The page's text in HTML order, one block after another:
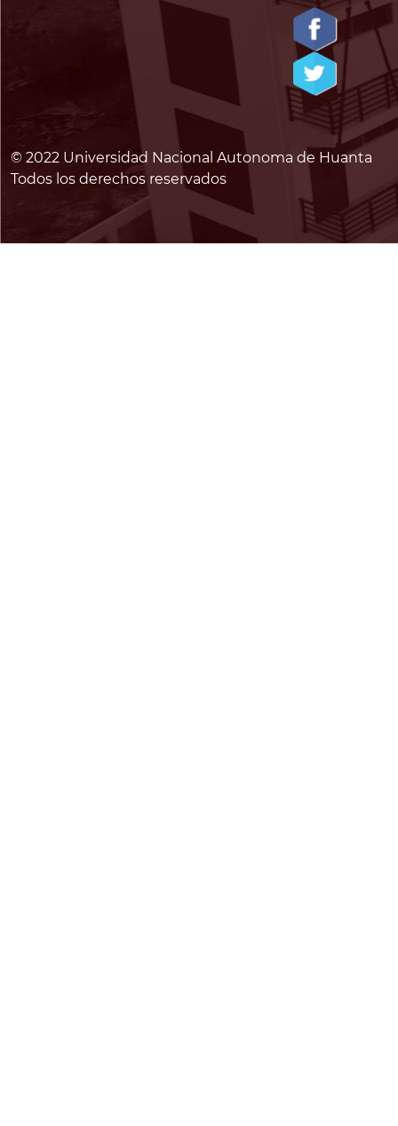
© 2022 Universidad Nacional Autonoma de Huanta
Todos los derechos reservados